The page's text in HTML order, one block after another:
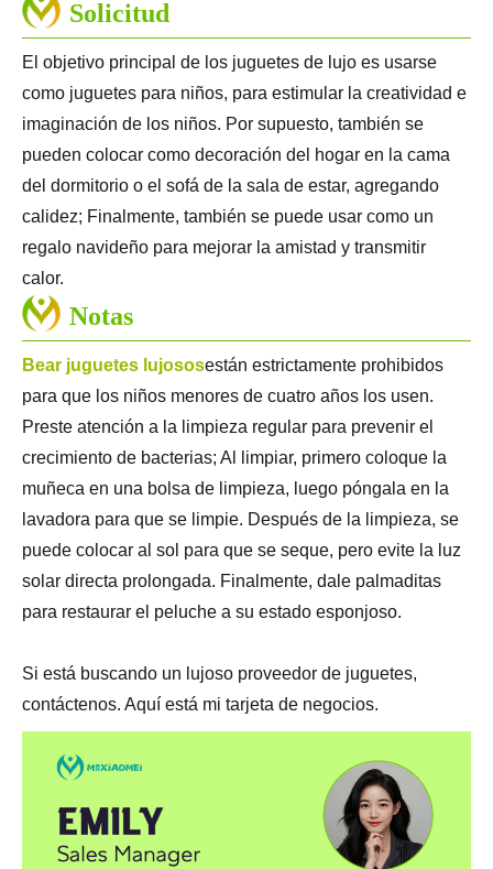
Solicitud
El objetivo principal de los juguetes de lujo es usarse
como juguetes para niños, para estimular la creatividad e
imaginación de los niños. Por supuesto, también se
pueden colocar como decoración del hogar en la cama
del dormitorio o el sofá de la sala de estar, agregando
calidez; Finalmente, también se puede usar como un
regalo navideño para mejorar la amistad y transmitir
calor.
Notas
Bear juguetes lujososestán estrictamente prohibidos
para que los niños menores de cuatro años los usen.
Preste atención a la limpieza regular para prevenir el
crecimiento de bacterias; Al limpiar, primero coloque la
muñeca en una bolsa de limpieza, luego póngala en la
lavadora para que se limpie. Después de la limpieza, se
puede colocar al sol para que se seque, pero evite la luz
solar directa prolongada. Finalmente, dale palmaditas
para restaurar el peluche a su estado esponjoso.
Si está buscando un lujoso proveedor de juguetes,
contáctenos. Aquí está mi tarjeta de negocios.